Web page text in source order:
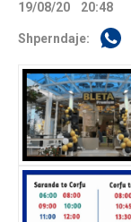
19/08/20 20:48
Shperndaje: